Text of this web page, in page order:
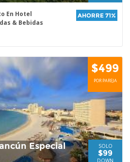
En Hotel
& Bebidas
AHORRE 71%
$499
POR PAREJA
Especial SOLO
$99
DOWN